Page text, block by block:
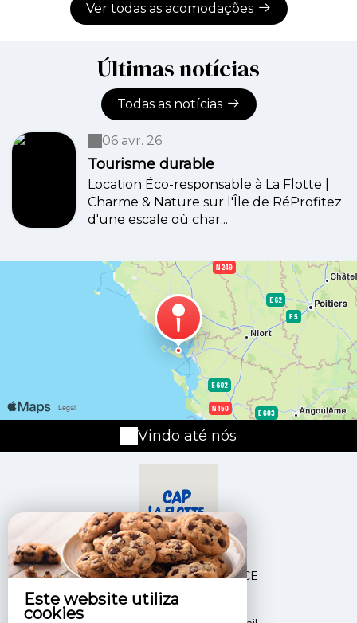
Este website utiliza
cookies
Ver todas as acomodações
Últimas notícias
Todas as notícias
06 avr. 26
Tourisme durable
Location Éco-responsable à La Flotte |
Charme & Nature sur l'Île de RéProfitez
d'une escale où char...
Vindo até nós
32 Rue Du Marché,
17630 LA FLOTTE - FRANCE
+33 6 88 69 80 51